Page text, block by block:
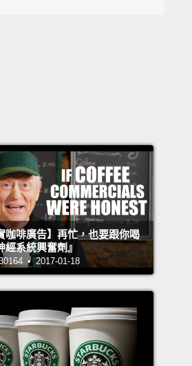
堤基本上就是濃縮咖啡、熱
我必點的飲品。
a latte and a cappuccino?
and a cappuccino?" We
steam our milk, and the
of foam on top. So, a
咖啡廣告】再忙，也要跟你喝
經系統興奮劑』
• 2017-01-18